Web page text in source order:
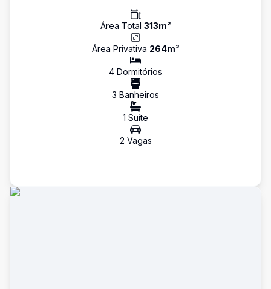
Área Total 313m²
Área Privativa 264m²
4 Dormitórios
3 Banheiros
1 Suíte
2 Vagas